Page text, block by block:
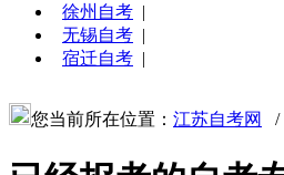
徐州自考 |
无锡自考 |
宿迁自考 |
您当前所在位置： 江苏自考网 /